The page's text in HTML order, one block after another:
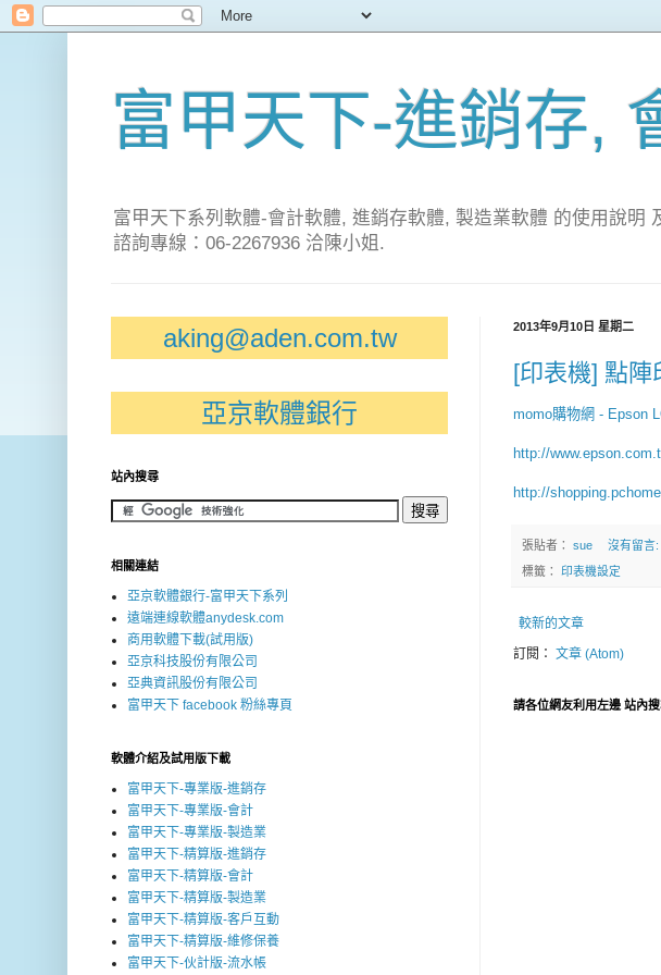
富甲天下-進銷存,
富甲天下系列軟體-會計軟體, 進銷存軟體, 製造業軟體 的使用說明
諮詢專線：06-2267936 洽陳小姐.
2013年9月10日 星期二
[印表機] 點陣
momo購物網 - Epson
http://
http://
張貼者： sue 沒有留言:
標籤： 印表機設定
較新的文章
訂閱： 文章 (Atom)
請各位網友利用左邊 站內
aking@aden.com.tw
亞京軟體銀行
站內搜尋
相關連結
亞京軟體銀行-富甲天下系列
遠端連線軟體anydesk.com
商用軟體下載(試用版)
亞京科技股份有限公司
亞典資訊股份有限公司
富甲天下 facebook 粉絲專頁
軟體介紹及試用版下載
富甲天下-專業版-進銷存
富甲天下-專業版-會計
富甲天下-專業版-製造業
富甲天下-精算版-進銷存
富甲天下-精算版-會計
富甲天下-精算版-製造業
富甲天下-精算版-客戶互動
富甲天下-精算版-維修保養
富甲天下-伙計版-流水帳